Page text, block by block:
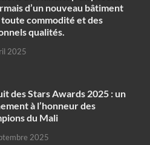
d’un nouveau bâtiment
commodité et des
qualités.
2025
des Stars Awards 2025 : un
à l’honneur des
du Mali
2025